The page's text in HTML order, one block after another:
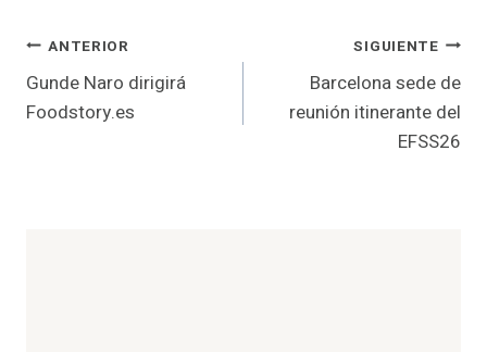
Navegación
de
ANTERIOR
Gunde Naro dirigirá
Foodstory.es
SIGUIENTE
Barcelona sede de
reunión itinerante del
EFSS26